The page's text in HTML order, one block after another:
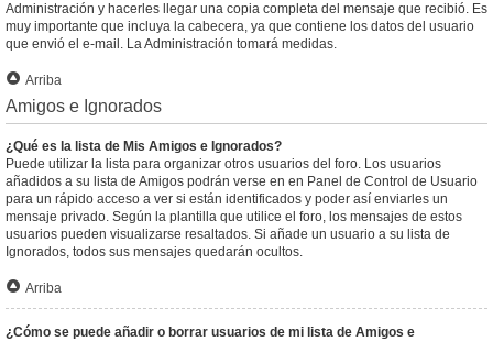
Administración y hacerles llegar una copia completa del mensaje que recibió. Es
muy importante que incluya la cabecera, ya que contiene los datos del usuario
que envió el e-mail. La Administración tomará medidas.
Arriba
Amigos e Ignorados
¿Qué es la lista de Mis Amigos e Ignorados?
Puede utilizar la lista para organizar otros usuarios del foro. Los usuarios
añadidos a su lista de Amigos podrán verse en en Panel de Control de Usuario
para un rápido acceso a ver si están identificados y poder así enviarles un
mensaje privado. Según la plantilla que utilice el foro, los mensajes de estos
usuarios pueden visualizarse resaltados. Si añade un usuario a su lista de
Ignorados, todos sus mensajes quedarán ocultos.
Arriba
¿Cómo se puede añadir o borrar usuarios de mi lista de Amigos e